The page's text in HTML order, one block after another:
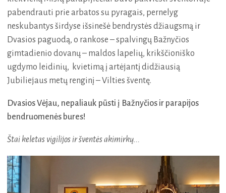
pabendrauti prie arbatos su pyragais, pernelyg
neskubantys širdyse išsinešė bendrystės džiaugsmą ir
Dvasios paguodą, o rankose – spalvingų Bažnyčios
gimtadienio dovanų – maldos lapelių, krikščioniško
ugdymo leidinių, kvietimą į artėjantį didžiausią
Jubiliejaus metų renginį – Vilties šventę.
Dvasios Vėjau, nepaliauk pūsti į Bažnyčios ir parapijos
bendruomenės bures!
Štai keletas vigilijos ir šventės akimirkų...